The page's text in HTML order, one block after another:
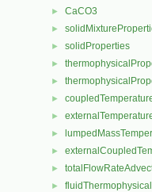
► CaCO3
►
► solidProperties
►
►
►
►
►
►
►
►